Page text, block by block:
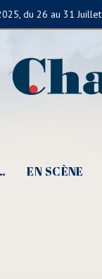
du 26 au 31 Juillet
EN SCÈNE